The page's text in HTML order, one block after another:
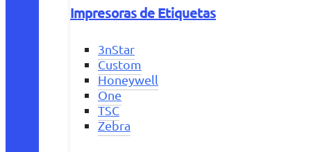
Impresoras de Etiquetas
3nStar
Custom
Honeywell
One
TSC
Zebra